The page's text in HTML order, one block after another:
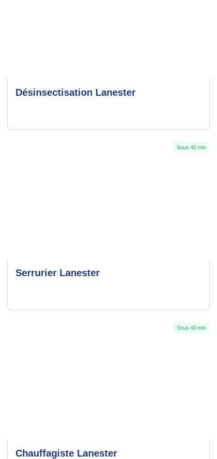
Désinsectisation Lanester
Sous 40 min
Serrurier Lanester
Sous 40 min
Chauffagiste Lanester